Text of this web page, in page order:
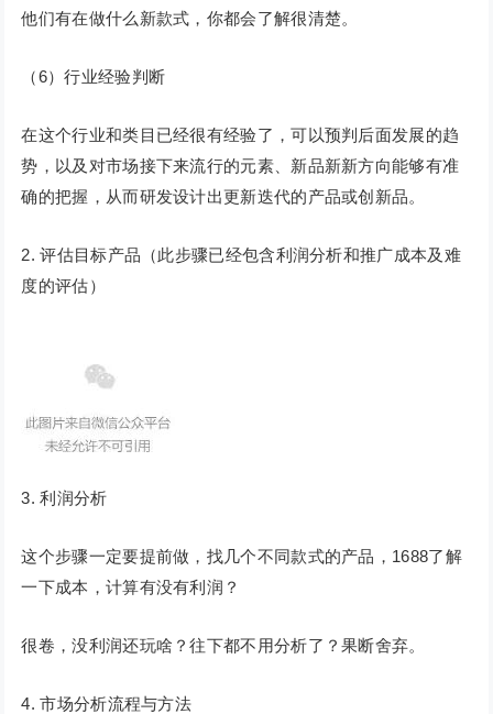
他们有在做什么新款式，你都会了解很清楚。
（6）行业经验判断
在这个行业和类目已经很有经验了，可以预判后面发展的趋
势，以及对市场接下来流行的元素、新品新新方向能够有准
确的把握，从而研发设计出更新迭代的产品或创新品。
2. 评估目标产品（此步骤已经包含利润分析和推广成本及难
度的评估）
3. 利润分析
这个步骤一定要提前做，找几个不同款式的产品，1688了解
一下成本，计算有没有利润？
很卷，没利润还玩啥？往下都不用分析了？果断舍弃。
4. 市场分析流程与方法